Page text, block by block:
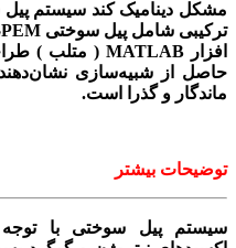
مشکل دینامیک کند سیستم
ترکیبی شامل پیل سوختی PEM
افزار MATLAB ( متلب )
حاصل از شبیه‌سازی
ماندگار و گذرا است.
توضیحات بیشتر
سیستم پیل سوختی با توجه